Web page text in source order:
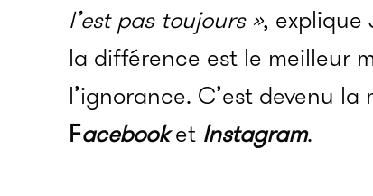
l’est pas toujours », explique
la différence est le meilleur
l’ignorance. C’est devenu la
Facebooket Instagram.